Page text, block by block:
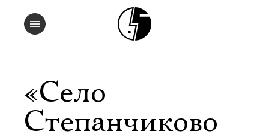
«Село
Степанчиково